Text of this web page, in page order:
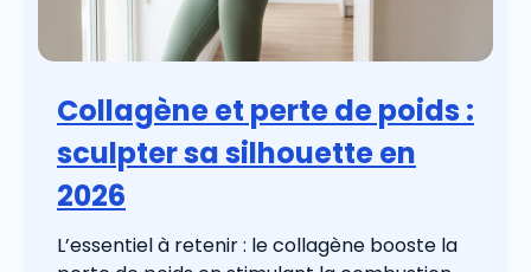
Collagène et perte de poids :
sculpter sa silhouette en
2026
L’essentiel à retenir : le collagène booste la